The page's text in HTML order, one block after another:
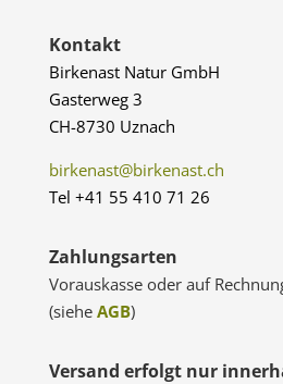
Kontakt
Birkenast Natur GmbH
Gasterweg 3
CH-8730 Uznach
birkenast@birkenast.ch
Tel +41 55 410 71 26
Zahlungsarten
Vorauskasse oder auf
(siehe AGB)
Versand erfolgt nur